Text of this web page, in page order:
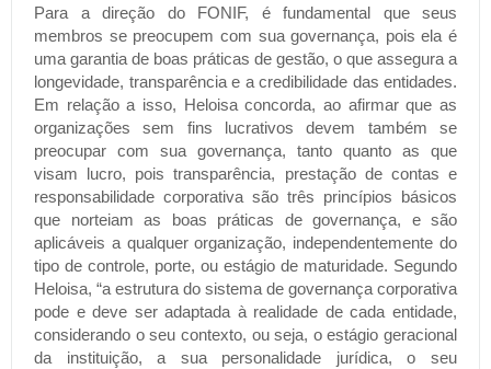
Para a direção do FONIF, é fundamental que seus
membros se preocupem com sua governança, pois ela é
uma garantia de boas práticas de gestão, o que assegura a
longevidade, transparência e a credibilidade das entidades.
Em relação a isso, Heloisa concorda, ao afirmar que as
organizações sem fins lucrativos devem também se
preocupar com sua governança, tanto quanto as que
visam lucro, pois transparência, prestação de contas e
responsabilidade corporativa são três princípios básicos
que norteiam as boas práticas de governança, e são
aplicáveis a qualquer organização, independentemente do
tipo de controle, porte, ou estágio de maturidade. Segundo
Heloisa, “a estrutura do sistema de governança corporativa
pode e deve ser adaptada à realidade de cada entidade,
considerando o seu contexto, ou seja, o estágio geracional
da instituição, a sua personalidade jurídica, o seu